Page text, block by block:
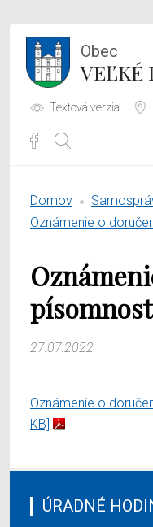
Obec
VEĽKÉ
Textová verzia
Samospráva
O obci
Domov
Oznámenie o
27.07.2022
Oznámenie o
KB]
ÚRADNÉ